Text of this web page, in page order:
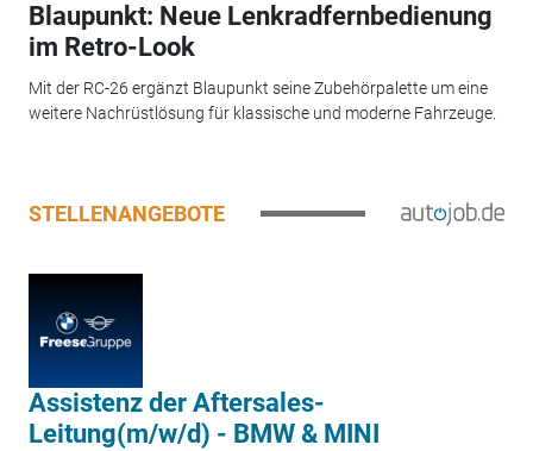
Blaupunkt: Neue Lenkradfernbedienung
im Retro-Look
Mit der RC-26 ergänzt Blaupunkt seine Zubehörpalette um eine
weitere Nachrüstlösung für klassische und moderne Fahrzeuge.
STELLENANGEBOTE
Assistenz der Aftersales-
Leitung(m/w/d) - BMW & MINI